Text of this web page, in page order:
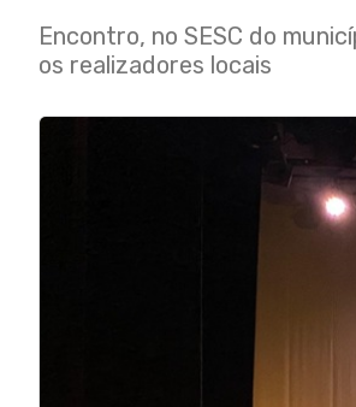
Encontro, no SESC do
os realizadores locais